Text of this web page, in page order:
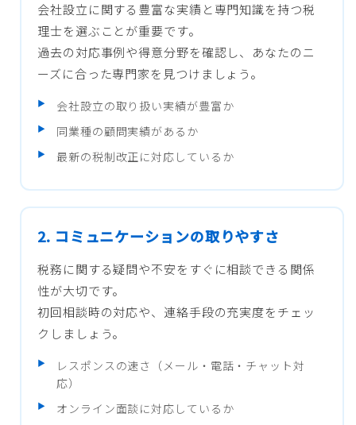
会社設立に関する豊富な実績と専門知識を持つ税
理士を選ぶことが重要です。
過去の対応事例や得意分野を確認し、あなたのニ
ーズに合った専門家を見つけましょう。
会社設立の取り扱い実績が豊富か
同業種の顧問実績があるか
最新の税制改正に対応しているか
2. コミュニケーションの取りやすさ
税務に関する疑問や不安をすぐに相談できる関係
性が大切です。
初回相談時の対応や、連絡手段の充実度をチェッ
クしましょう。
レスポンスの速さ（メール・電話・チャット対
応）
オンライン面談に対応しているか